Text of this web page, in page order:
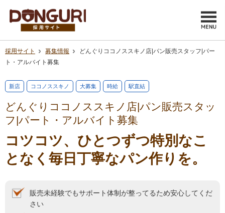
採用サイト 募集情報
どんぐりココノススキノ店|パン販売スタッフ|パー
ト・アルバイト募集
新店 ココノススキノ 大募集 時給 駅直結
どんぐりココノススキノ店|パン販売スタッ
フ|パート・アルバイト募集
コツコツ、ひとつずつ特別なこ
となく毎日丁寧なパン作りを。
販売未経験でもサポート体制が整ってるため安心してくだ
さい